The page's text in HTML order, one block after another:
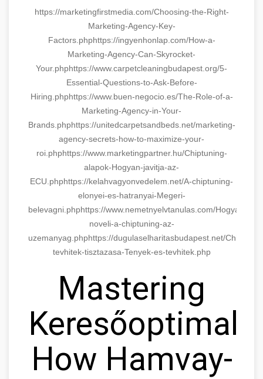
https://marketingfirstmedia.com/Choosing-the-Right-
Marketing-Agency-Key-
Factors.phphttps://ingyenhonlap.com/How-a-
Marketing-Agency-Can-Skyrocket-
Your.phphttps://www.carpetcleaningbudapest.org/5-
Essential-Questions-to-Ask-Before-
Hiring.phphttps://www.buen-negocio.es/The-Role-of-a-
Marketing-Agency-in-Your-
Brands.phphttps://unitedcarpetsandbeds.net/marketing-
agency-secrets-how-to-maximize-your-
roi.phphttps://www.marketingpartner.hu/Chiptuning-
alapok-Hogyan-javitja-az-
ECU.phphttps://kelahvagyonvedelem.net/A-chiptuning-
elonyei-es-hatranyai-Megeri-
belevagni.phphttps://www.nemetnyelvtanulas.com/Hogyan-
noveli-a-chiptuning-az-
uzemanyag.phphttps://dugulaselharitasbudapest.net/
tevhitek-tisztazasa-Tenyek-es-tevhitek.php
Mastering
How Hamvay-